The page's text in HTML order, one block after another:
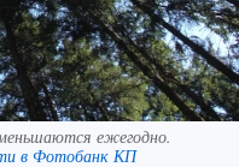
ежегодно.
в Фотобанк КП